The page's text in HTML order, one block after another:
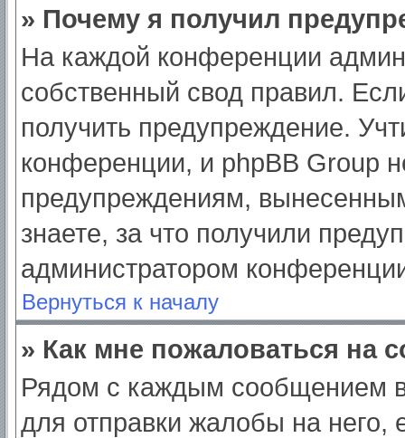
» Почему я получил
На каждой конференции
собственный свод правил.
получить предупреждение.
конференции, и phpBB Group
предупреждениям,
знаете, за что получили
администратором
Вернуться к началу
» Как мне пожаловаться на
Рядом с каждым сообщением
для отправки жалобы на него,